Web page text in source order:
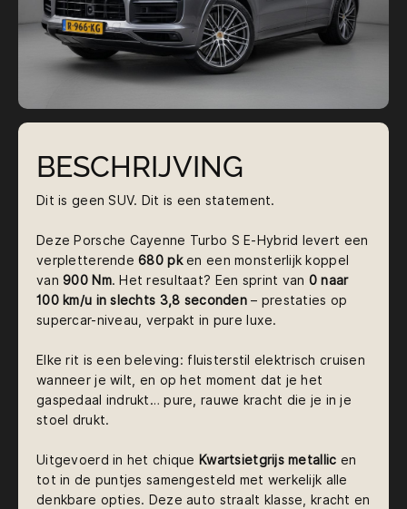
BESCHRIJVING
Dit is geen SUV. Dit is een statement.
Deze Porsche Cayenne Turbo S E-Hybrid levert een
verpletterende680 pken een monsterlijk koppel
van900 Nm. Het resultaat? Een sprint van 0 naar
100 km/u in slechts 3,8 seconden– prestaties op
supercar-niveau, verpakt in pure luxe.
Elke rit is een beleving: fluisterstil elektrisch cruisen
wanneer je wilt, en op het moment dat je het
gaspedaal indrukt… pure, rauwe kracht die je in je
stoel drukt.
Uitgevoerd in het chique Kwartsietgrijs metallic en
tot in de puntjes samengesteld met werkelijk alle
denkbare opties. Deze auto straalt klasse, kracht en